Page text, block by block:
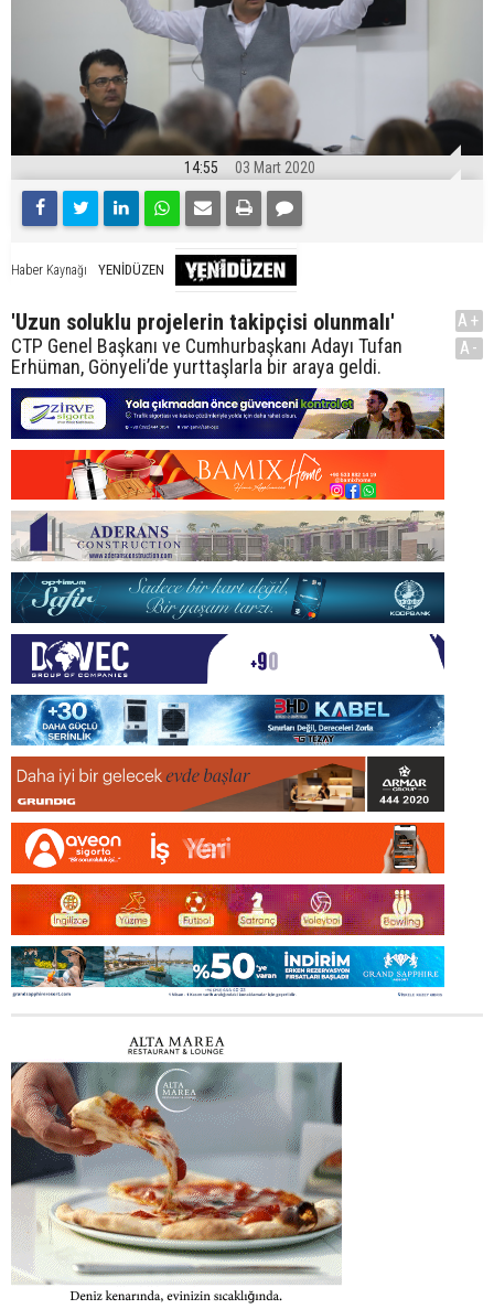
14:55 03 Mart 2020
Haber Kaynağı YENİDÜZEN
'Uzun soluklu projelerin takipçisi olunmalı'
CTP Genel Başkanı ve Cumhurbaşkanı Adayı Tufan
Erhüman, Gönyeli’de yurttaşlarla bir araya geldi.
A+
A-